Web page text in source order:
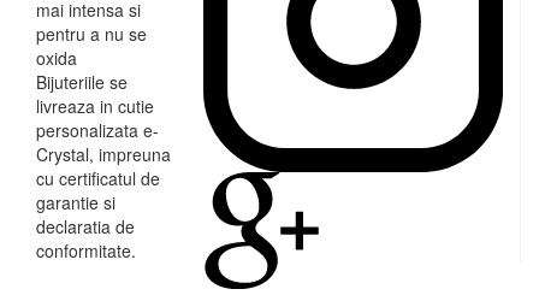
mai intensa si
pentru a nu se
oxida
Bijuteriile se
livreaza in cutie
personalizata e-
Crystal, impreuna
cu certificatul de
garantie si
declaratia de
conformitate.